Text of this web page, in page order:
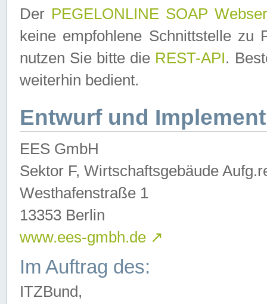
Der PEGELONLINE SOAP
keine empfohlene Schnittstelle zu
nutzen Sie bitte die REST-API.
weiterhin bedient.
Entwurf und
EES GmbH
Sektor F, Wirtschaftsgebäude
Westhafenstraße 1
13353 Berlin
www.ees-gmbh.de ↗
Im Auftrag des:
ITZBund,